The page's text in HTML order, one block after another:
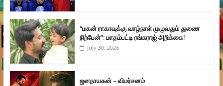
“மகன் ராகாவுக்கு வாழ்நாள் முழுவதும் துணை
நிற்பேன்”: மாதம்பட்டி ரங்கராஜ் அறிக்கை!
July 30, 2026
ஜனநாயகன் – விமர்சனம்